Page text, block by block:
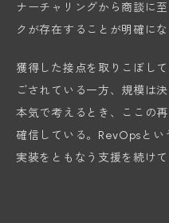
ナーチャリングから商談に
クが存在することが明確にな
獲得した接点を取りこぼし
ごされている一方、規模は
本気で考えるとき、ここの
確信している。RevOpsとい
実装をともなう支援を続け